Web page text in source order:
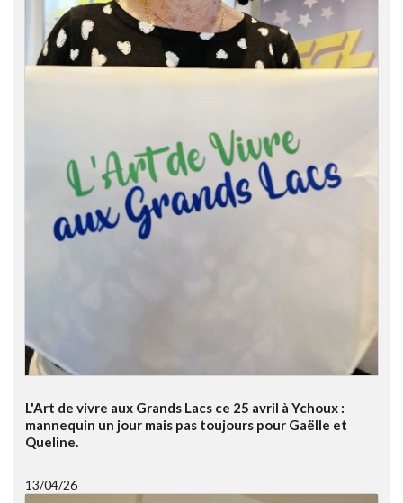
L'Art de vivre aux Grands Lacs ce 25 avril à Ychoux :
mannequin un jour mais pas toujours pour Gaëlle et
Queline.
13/04/26